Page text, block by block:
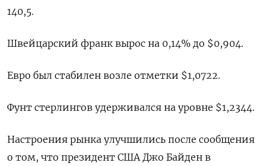
140,5.
Швейцарский франк вырос на 0,14% до $0,904​.
Евро был стабилен возле отметки $1,0722​.
Фунт стерлингов удерживался на уровне $1,2344​.
Настроения рынка улучшились после сообщения
о том, что президент США Джо Байден в